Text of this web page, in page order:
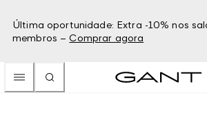
Última oportunidade: Extra -10% nos
membros – Comprar agora